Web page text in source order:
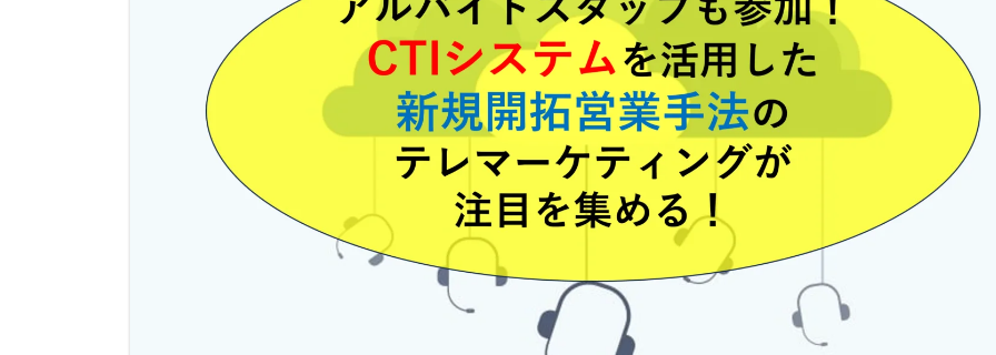
を徹底解説！評価基準や成功する方
法とは？
コールセンター業務の効率化の方法
インサイドセールスツールのおすす